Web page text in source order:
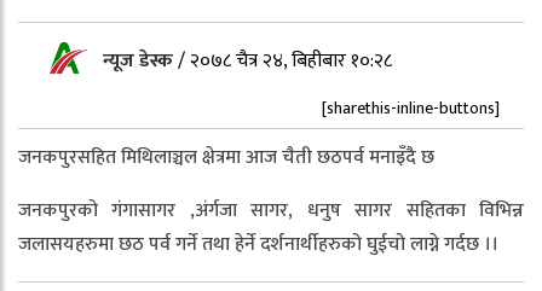
न्यूज डेस्क/२०७८ चैत्र २४, बिहीबार १०:२८
[sharethis-inline-buttons]
जनकपुरसहित मिथिलाञ्चल क्षेत्रमा आज चैती छठपर्व मनाइँदै छ
जनकपुरको गंगासागर ,अंर्गजा सागर, धनुष सागर सहितका विभिन्न
जलासयहरुमा छठ पर्व गर्ने तथा हेर्ने दर्शनार्थीहरुको घुईचो लाग्ने गर्दछ ।।